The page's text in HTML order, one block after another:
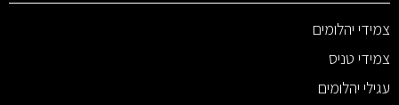
צמידי יהלומים
צמידי טניס
עגילי יהלומים